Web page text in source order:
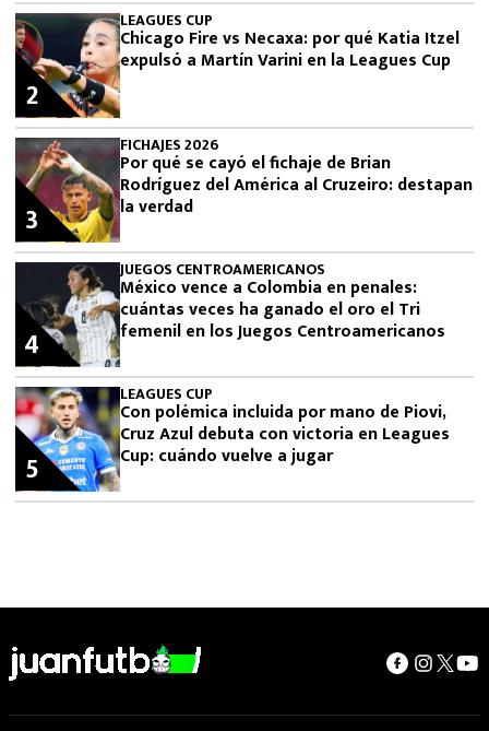
LEAGUES CUP
Chicago Fire vs Necaxa: por qué Katia Itzel
expulsó a Martín Varini en la Leagues Cup
2
FICHAJES 2026
Por qué se cayó el fichaje de Brian
Rodríguez del América al Cruzeiro: destapan
la verdad
3
JUEGOS CENTROAMERICANOS
México vence a Colombia en penales:
cuántas veces ha ganado el oro el Tri
femenil en los Juegos Centroamericanos
4
LEAGUES CUP
Con polémica incluida por mano de Piovi,
Cruz Azul debuta con victoria en Leagues
Cup: cuándo vuelve a jugar
5